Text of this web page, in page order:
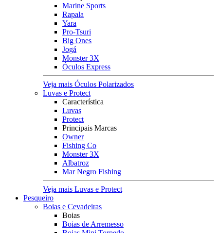
Marine Sports
Rapala
Yara
Pro-Tsuri
Big Ones
Jogá
Monster 3X
Óculos Express
Veja mais Óculos Polarizados
Luvas e Protect
Característica
Luvas
Protect
Principais Marcas
Owner
Fishing Co
Monster 3X
Albatroz
Mar Negro Fishing
Veja mais Luvas e Protect
Pesqueiro
Boias e Cevadeiras
Boias
Boias de Arremesso